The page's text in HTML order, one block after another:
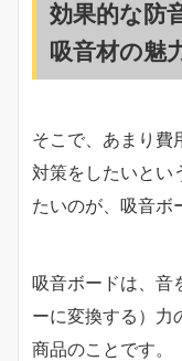
効果的な防
吸音材の魅
そこで、あまり費
対策をしたいとい
たいのが、吸音ボ
吸音ボードは、音
ーに変換する）力
商品のことです。